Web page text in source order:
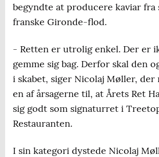
begyndte at producere kaviar fra
franske Gironde-flod.
- Retten er utrolig enkel. Der er
gemme sig bag. Derfor skal den
i skabet, siger Nicolaj Møller, der
en af årsagerne til, at Årets Ret
sig godt som signaturret i
Restauranten.
I sin kategori dystede Nicolaj